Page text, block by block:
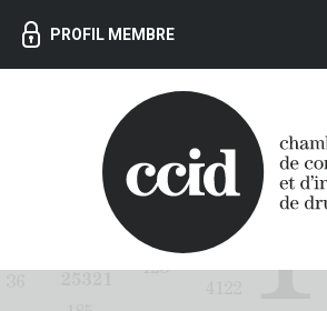
PROFIL MEMBRE